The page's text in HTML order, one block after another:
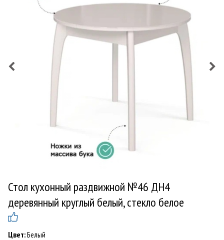
Стол кухонный раздвижной №46 ДН4
деревянный круглый белый, стекло белое
Цвет:Белый